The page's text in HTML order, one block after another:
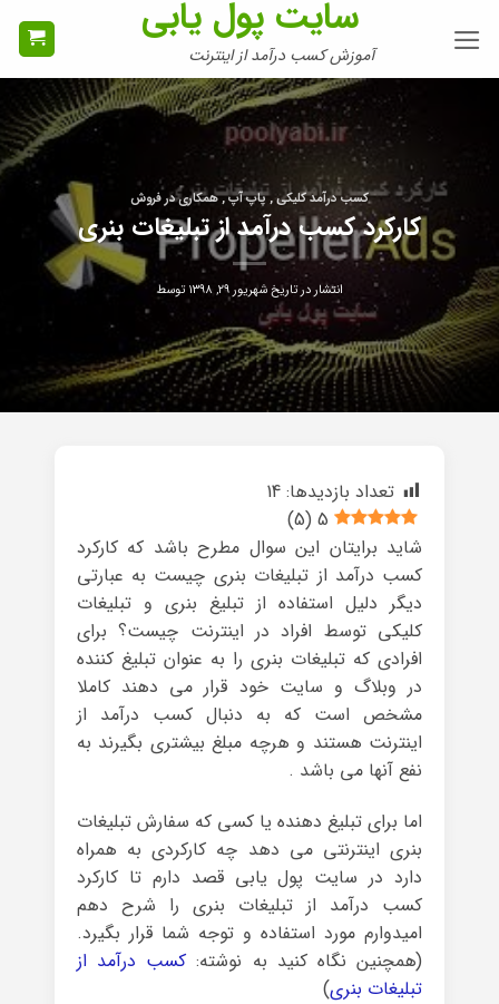
سایت پول یابی
آموزش کسب درآمد از اینترنت
کسب درآمد کلیکی , پاپ آپ , همکاری در فروش
کارکرد کسب درآمد از تبلیغات بنری
انتشار در تاریخشهریور ۲۹, ۱۳۹۸ توسط
تعداد بازدیدها: 14
5
(
5
)
شاید برایتان این سوال مطرح باشد که کارکرد
کسب درآمد از تبلیغات بنری چیست به عبارتی
دیگر دلیل استفاده از تبلیغ بنری و تبلیغات
کلیکی توسط افراد در اینترنت چیست؟ برای
افرادی که تبلیغات بنری را به عنوان تبلیغ کننده
در وبلاگ و سایت خود قرار می دهند کاملا
مشخص است که به دنبال کسب درآمد از
اینترنت هستند و هرچه مبلغ بیشتری بگیرند به
نفع آنها می باشد .
اما برای تبلیغ دهنده یا کسی که سفارش تبلیغات
بنری اینترنتی می دهد چه کارکردی به همراه
دارد در سایت پول یابی قصد دارم تا کارکرد
کسب درآمد از تبلیغات بنری را شرح دهم
امیدوارم مورد استفاده و توجه شما قرار بگیرد.
(همچنین نگاه کنید به نوشته: کسب درآمد از
تبلیغات بنری)